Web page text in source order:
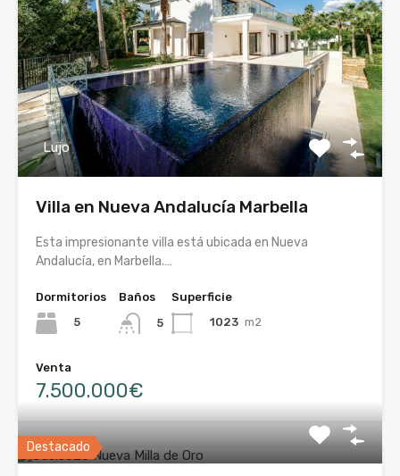
Lujo
Villa en Nueva Andalucía Marbella
Esta impresionante villa está ubicada en Nueva
Andalucía, en Marbella.…
Dormitorios
5
Baños
5
Superficie
1023 m2
Venta
7.500.000€
Destacado